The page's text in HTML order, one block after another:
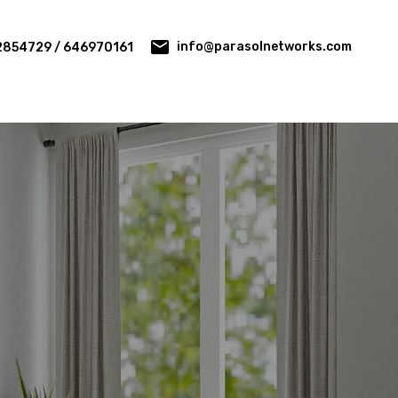
/ 646970161 info@parasolnetworks.com